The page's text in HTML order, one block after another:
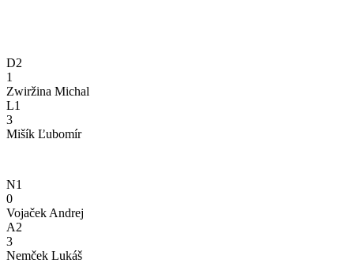
D2
1
Zwiržina Michal
L1
3
Mišík Ľubomír
N1
0
Vojaček Andrej
A2
3
Nemček Lukáš